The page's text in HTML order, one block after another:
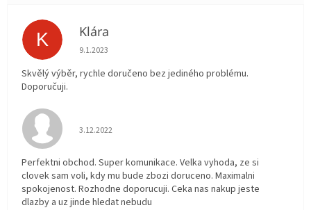
K Klára
Hodnocení obchodu je 5 z 5 hvězdiček.
9.1.2023
Skvělý výběr, rychle doručeno bez jediného problému.
Doporučuji.
Hodnocení obchodu je 5 z 5 hvězdiček.
3.12.2022
Perfektni obchod. Super komunikace. Velka vyhoda, ze si
clovek sam voli, kdy mu bude zbozi doruceno. Maximalni
spokojenost. Rozhodne doporucuji. Ceka nas nakup jeste
dlazby a uz jinde hledat nebudu